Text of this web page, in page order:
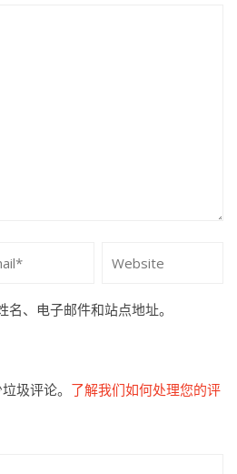
、电子邮件和站点地址。
圾评论。 了解我们如何处理您的评